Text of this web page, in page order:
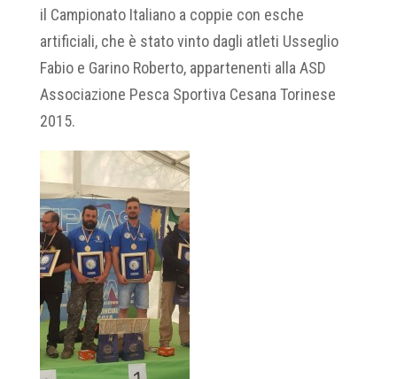
il Campionato Italiano a coppie con esche
artificiali, che è stato vinto dagli atleti Usseglio
Fabio e Garino Roberto, appartenenti alla ASD
Associazione Pesca Sportiva Cesana Torinese
2015.